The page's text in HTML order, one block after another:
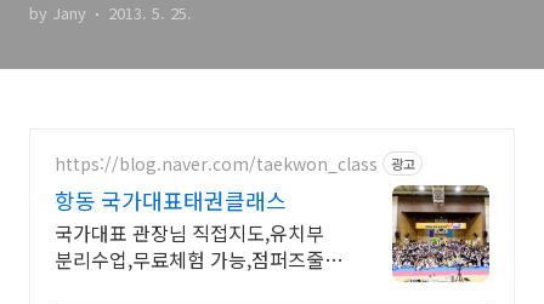
by Jany 2013. 5. 25.
https://blog.naver.com/taekwon_class 광고
항동 국가대표태권클래스
국가대표 관장님 직접지도,유치부
분리수업,무료체험 가능,점퍼즈줄넘